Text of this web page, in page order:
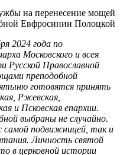
на перенесение мощей
Евфросинии Полоцкой
2024 года по
Московского и всея
Русской Православной
преподобной
готовятся принять
Ржевская,
и Псковская епархии.
выбраны не случайно.
самой подвижницей, так и
Личность святой
в церковной истории